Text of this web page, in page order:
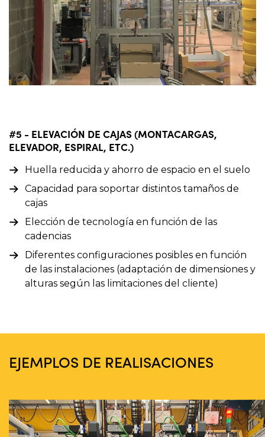
#5 - ELEVACIÓN DE CAJAS (MONTACARGAS,
ELEVADOR, ESPIRAL, ETC.)
Huella reducida y ahorro de espacio en el suelo
Capacidad para soportar distintos tamaños de
cajas
Elección de tecnología en función de las
cadencias
Diferentes configuraciones posibles en función
de las instalaciones (adaptación de dimensiones y
alturas según las limitaciones del cliente)
EJEMPLOS DE REALISACIONES